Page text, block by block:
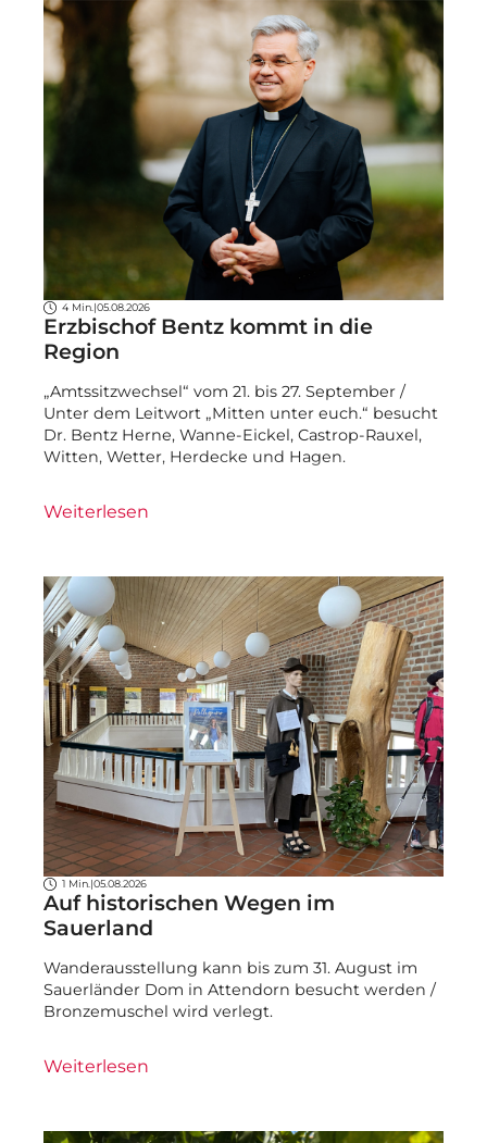
4 Min.| 05.08.2026
Erzbischof Bentz kommt in die
Region
„Amtssitzwechsel“ vom 21. bis 27. September /
Unter dem Leitwort „Mitten unter euch.“ besucht
Dr. Bentz Herne, Wanne-Eickel, Castrop-Rauxel,
Witten, Wetter, Herdecke und Hagen.
Weiterlesen
1 Min. |05.08.2026
Auf historischen Wegen im
Sauerland
Wanderausstellung kann bis zum 31. August im
Sauerländer Dom in Attendorn besucht werden /
Bronzemuschel wird verlegt.
Weiterlesen